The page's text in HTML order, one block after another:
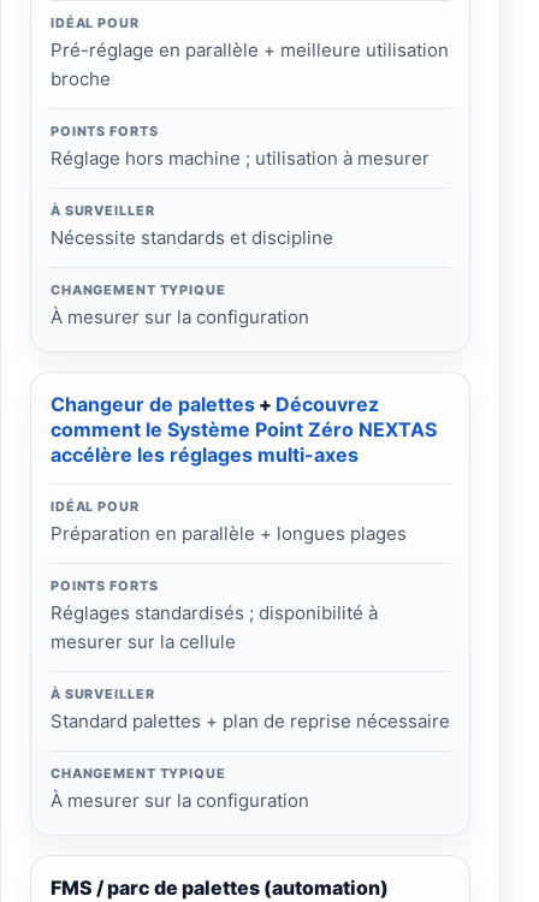
IDÉAL POUR
Pré-réglage en parallèle + meilleure utilisation
broche
POINTS FORTS
Réglage hors machine ; utilisation à mesurer
À SURVEILLER
Nécessite standards et discipline
CHANGEMENT TYPIQUE
À mesurer sur la configuration
Changeur de palettes + Découvrez
comment le Système Point Zéro NEXTAS
accélère les réglages multi-axes
IDÉAL POUR
Préparation en parallèle + longues plages
POINTS FORTS
Réglages standardisés ; disponibilité à
mesurer sur la cellule
À SURVEILLER
Standard palettes + plan de reprise nécessaire
CHANGEMENT TYPIQUE
À mesurer sur la configuration
FMS / parc de palettes (automation)